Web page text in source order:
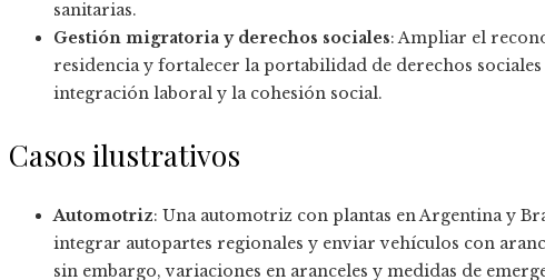
sanitarias.
Gestión migratoria y derechos sociales: Ampliar el
residencia y fortalecer la portabilidad de derechos
integración laboral y la cohesión social.
Casos ilustrativos
Automotriz: Una automotriz con plantas en Argentina y
integrar autopartes regionales y enviar vehículos con
sin embargo, variaciones en aranceles y medidas de